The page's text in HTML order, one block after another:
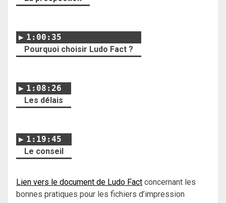
1:00:35
Pourquoi choisir Ludo Fact ?
1:08:26
Les délais
1:19:45
Le conseil
Lien vers le document de Ludo Fact concernant les
bonnes pratiques pour les fichiers d’impression